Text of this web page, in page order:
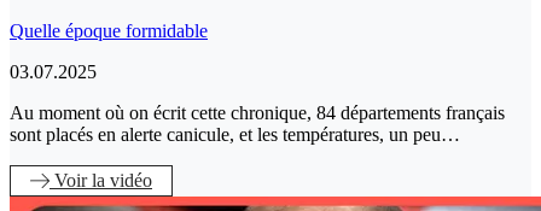
Quelle époque formidable
03.07.2025
Au moment où on écrit cette chronique, 84 départements français
sont placés en alerte canicule, et les températures, un peu…
Voirla vidéo